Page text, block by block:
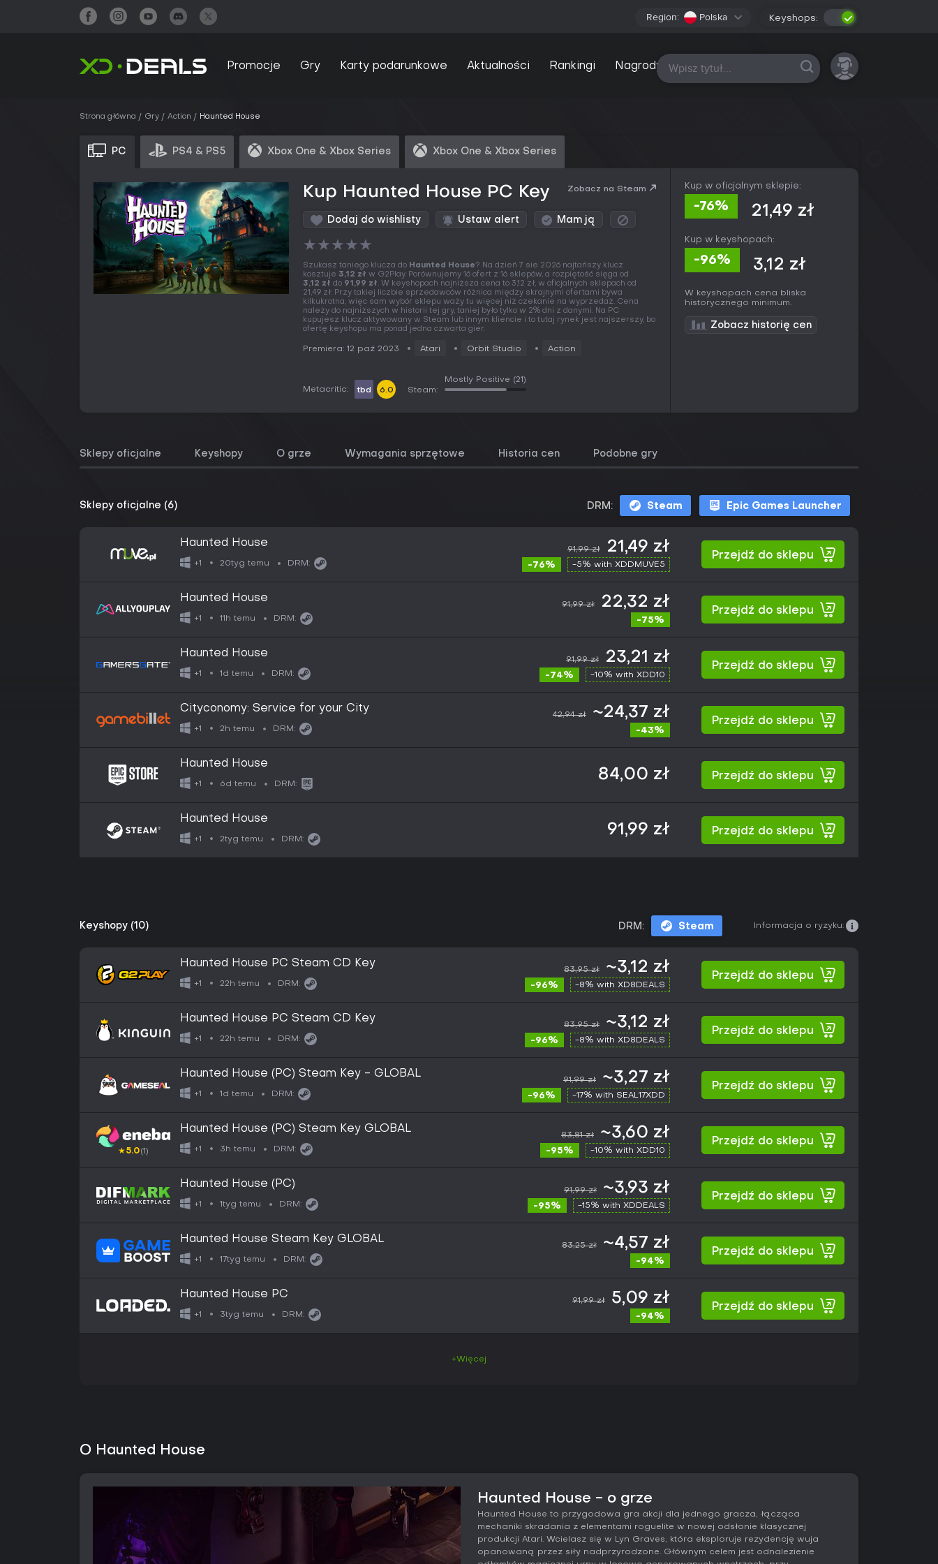
Region: Polska Keyshops:
Promocje Gry Karty podarunkowe Aktualności Rankingi Nagrody Wszystkie platformy
Strona główna Gry Action Haunted House
PC PS4 & PS5 Xbox One & Xbox Series Xbox One & Xbox Series
Kup Haunted House PC Key Zobacz na Steam
Dodaj do wishlisty Ustaw alert Mam ją
★★★★★
Szukasz taniego klucza do Haunted House? Na dzień 7 sie 2026 najtańszy klucz
kosztuje 3,12 zł w G2Play. Porównujemy 16 ofert z 16 sklepów, a rozpiętość sięga od
3,12 zł do 91,99 zł. W keyshopach najniższa cena to 3,12 zł, w oficjalnych sklepach od
21,49 zł. Przy takiej liczbie sprzedawców różnica między skrajnymi ofertami bywa
kilkukrotna, więc sam wybór sklepu waży tu więcej niż czekanie na wyprzedaż. Cena
należy do najniższych w historii tej gry, taniej było tylko w 2% dni z danymi. Na PC
kupujesz klucz aktywowany w Steam lub innym kliencie i to tutaj rynek jest najszerszy, bo
ofertę keyshopu ma ponad jedna czwarta gier.
Premiera: 12 paź 2023 Atari Orbit Studio Action
Metacritic: tbd 6.0 Steam:
Mostly Positive (21)
Kup w oficjalnym sklepie:
-76% 21,49 zł
Kup w keyshopach:
-96% 3,12 zł
W keyshopach cena bliska
historycznego minimum.
Zobacz historię cen
Sklepy oficjalne Keyshopy O grze Wymagania sprzętowe Historia cen Podobne gry
Sklepy oficjalne (6) DRM: Steam Epic Games Launcher
Haunted House
+1 20tyg temu DRM:
91,99 zł 21,49 zł
-76% -5% with XDDMUVE5
Przejdź do sklepu
Haunted House
+1 11h temu DRM:
91,99 zł 22,32 zł
-75%
Przejdź do sklepu
Haunted House
+1 1d temu DRM:
91,99 zł 23,21 zł
-74% -10% with XDD10
Przejdź do sklepu
Cityconomy: Service for your City
+1 2h temu DRM:
42,94 zł ~24,37 zł
-43%
Przejdź do sklepu
Haunted House
+1 6d temu DRM:
84,00 zł Przejdź do sklepu
Haunted House
+1 2tyg temu DRM:
91,99 zł Przejdź do sklepu
Keyshopy (10) DRM: Steam Informacja o ryzyku:
Haunted House PC Steam CD Key
+1 22h temu DRM:
83,95 zł ~3,12 zł
-96% -8% with XD8DEALS
Przejdź do sklepu
Haunted House PC Steam CD Key
+1 22h temu DRM:
83,95 zł ~3,12 zł
-96% -8% with XD8DEALS
Przejdź do sklepu
Haunted House (PC) Steam Key - GLOBAL
+1 1d temu DRM:
91,99 zł ~3,27 zł
-96% -17% with SEAL17XDD
Przejdź do sklepu
★5.0(1)
Haunted House (PC) Steam Key GLOBAL
+1 3h temu DRM:
83,81 zł ~3,60 zł
-95% -10% with XDD10
Przejdź do sklepu
Haunted House (PC)
+1 1tyg temu DRM:
91,99 zł ~3,93 zł
-95% -15% with XDDEALS
Przejdź do sklepu
Haunted House Steam Key GLOBAL
+1 17tyg temu DRM:
83,25 zł ~4,57 zł
-94%
Przejdź do sklepu
Haunted House PC
+1 3tyg temu DRM:
91,99 zł 5,09 zł
-94%
Przejdź do sklepu
+Więcej
O Haunted House
Haunted House - o grze
Haunted House to przygodowa gra akcji dla jednego gracza, łącząca
mechaniki skradania z elementami roguelite w nowej odsłonie klasycznej
produkcji Atari. Wcielasz się w Lyn Graves, która eksploruje rezydencję wuja
opanowaną przez siły nadprzyrodzone. Głównym celem jest odnalezienie